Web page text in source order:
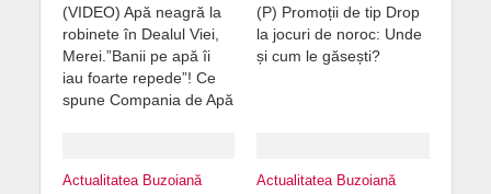
(VIDEO) Apă neagră la
robinete în Dealul Viei,
Merei.”Banii pe apă îi
iau foarte repede”! Ce
spune Compania de Apă
(P) Promoții de tip Drop
la jocuri de noroc: Unde
și cum le găsești?
Actualitatea Buzoiană Actualitatea Buzoiană